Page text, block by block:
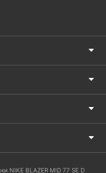
NIKE BLAZER MID 77 SE D